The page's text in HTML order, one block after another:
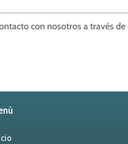
con nosotros a través de